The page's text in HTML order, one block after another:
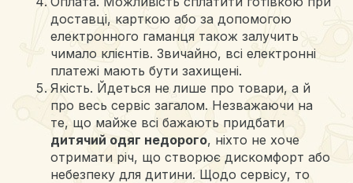
доставці, карткою або за допомогою
електронного гаманця також залучить
чимало клієнтів. Звичайно, всі електронні
платежі мають бути захищені.
Якість. Йдеться не лише про товари, а й
про весь сервіс загалом. Незважаючи на
те, що майже всі бажають придбати
дитячий одяг недорого, ніхто не хоче
отримати річ, що створює дискомфорт або
небезпеку для дитини. Щодо сервісу, то